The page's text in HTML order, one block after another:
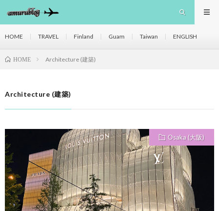
HOME TRAVEL Finland Guam Taiwan ENGLISH
HOME Architecture (建築)
Architecture (建築)
Osaka (大阪)